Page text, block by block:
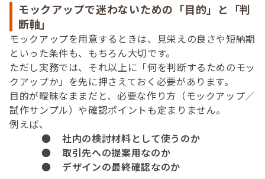
モックアップで迷わないための「目的」と「判
断軸」
モックアップを用意するときは、見栄えの良さや短納期
といった条件も、もちろん大切です。
ただし実務では、それ以上に「何を判断するためのモッ
クアップか」を先に押さえておく必要があります。
目的が曖昧なままだと、必要な作り方（モックアップ／
試作サンプル）や確認ポイントも定まりません。
例えば、
●
社内の検討材料として使うのか
●
取引先への提案用なのか
●
デザインの最終確認なのか